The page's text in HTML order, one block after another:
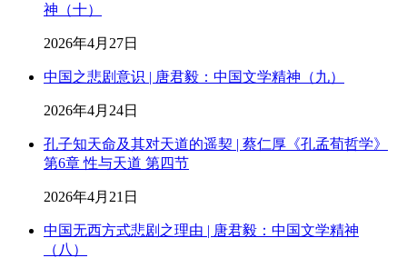
神（十）
2026年4月27日
中国之悲剧意识 | 唐君毅：中国文学精神（九）
2026年4月24日
孔子知天命及其对天道的遥契 | 蔡仁厚《孔孟荀哲学》
第6章 性与天道 第四节
2026年4月21日
中国无西方式悲剧之理由 | 唐君毅：中国文学精神
（八）